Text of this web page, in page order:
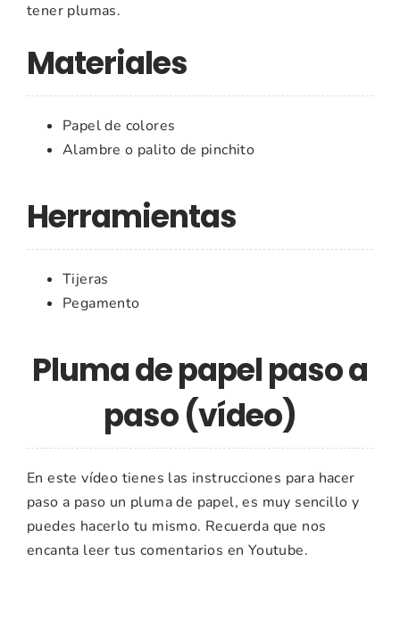
tener plumas.
Materiales
Papel de colores
Alambre o palito de pinchito
Herramientas
Tijeras
Pegamento
Pluma de papel paso a
paso (vídeo)
En este vídeo tienes las instrucciones para hacer
paso a paso un pluma de papel, es muy sencillo y
puedes hacerlo tu mismo. Recuerda que nos
encanta leer tus comentarios en Youtube.